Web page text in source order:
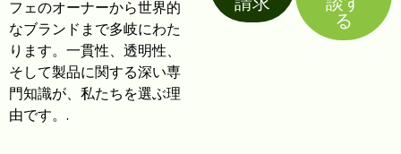
フェのオーナーから世界的
なブランドまで多岐にわた
ります。一貫性、透明性、
そして製品に関する深い専
門知識が、私たちを選ぶ理
由です。.
る